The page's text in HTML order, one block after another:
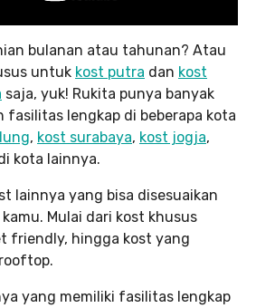
bulanan atau tahunan? Atau
untuk kost putra dan kost
saja, yuk! Rukita punya banyak
lengkap di beberapa kota
, kost surabaya, kost jogja,
kota lainnya.
lainnya yang bisa disesuaikan
Mulai dari kost khusus
friendly, hingga kost yang
yang memiliki fasilitas lengkap